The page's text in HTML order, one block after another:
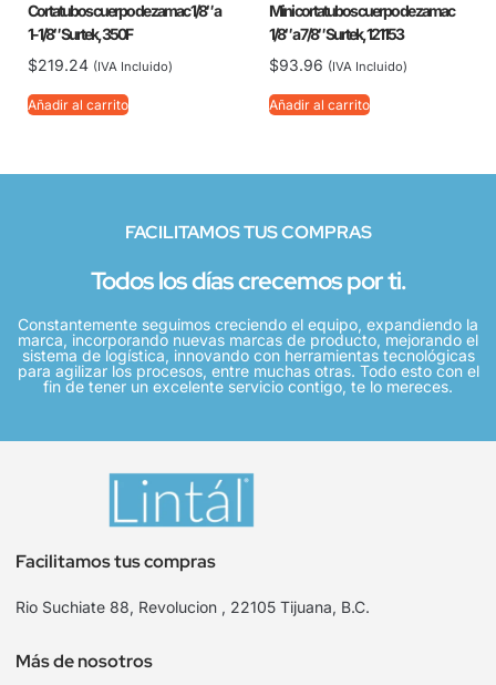
Cortatubos cuerpo de zamac 1/8″ a
1-1/8″ Surtek, 350F
$219.24 (IVA Incluido)
Añadir al carrito
Mini cortatubos cuerpo de zamac
1/8″ a 7/8″ Surtek, 121153
$93.96 (IVA Incluido)
Añadir al carrito
FACILITAMOS TUS COMPRAS
Todos los días crecemos por ti.
Constantemente seguimos creciendo el equipo, expandiendo la
marca, incorporando nuevas marcas de producto, mejorando el
sistema de logística, innovando con herramientas tecnológicas
para agilizar los procesos, entre muchas otras. Todo esto con el
fin de tener un excelente servicio contigo, te lo mereces.
Facilitamos tus compras
Rio Suchiate 88, Revolucion , 22105 Tijuana, B.C.
Más de nosotros